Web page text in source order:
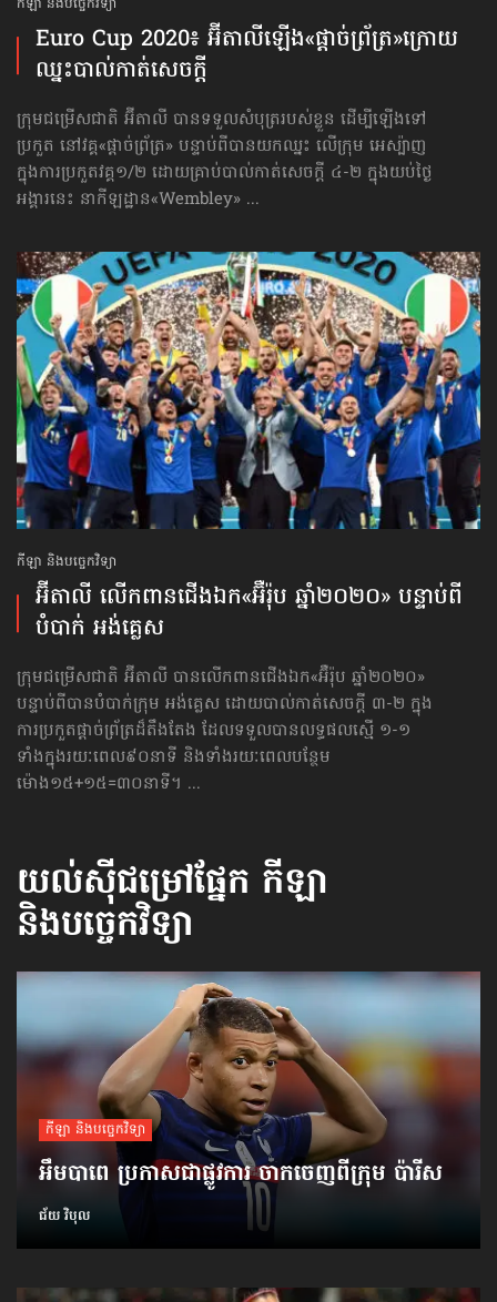
កីឡា និងបច្ចេកវិទ្យា
Euro Cup 2020៖ អ៊ីតាលីឡើង​«ផ្ដាច់ព្រ័ត្រ»​ក្រោយ​
ឈ្នះ​បាល់កាត់សេចក្ដី
ក្រុមជម្រើសជាតិ អ៊ីតាលី បានទទួលសំបុត្ររបស់ខ្លួន ដើម្បីឡើងទៅ
ប្រកួត នៅវគ្គ«ផ្ដាច់ព្រ័ត្រ» បន្ទាប់ពីបាន​យកឈ្នះ លើក្រុម អេស្ប៉ាញ
ក្នុងការប្រកួតវគ្គ១/២ ដោយគ្រាប់បាល់កាត់សេចក្ដី ៤-២ ក្នុងយប់ថ្ងៃ
អង្គារនេះ នាកីឡដ្ឋាន«Wembley» ...
កីឡា និងបច្ចេកវិទ្យា
អ៊ីតាលី លើកពានជើងឯក«អ៊ឺរ៉ុប ឆ្នាំ២០២០» បន្ទាប់ពី​
បំបាក់ អង់គ្លេស
ក្រុមជម្រើសជាតិ អ៊ីតាលី បានលើកពានជើងឯក«អ៊ឺរ៉ុប ឆ្នាំ២០២០»
បន្ទាប់ពីបានបំបាក់ក្រុម អង់គ្លេស ដោយ​បាល់​កាត់សេចក្ដី ៣-២ ក្នុង​
ការប្រកួត​ផ្ដាច់ព្រ័ត្រ​ដ៏តឹងតែង ដែលទទួលបានលទ្ធផលស្មើ ១-១
ទាំងក្នុង​រយៈពេល​៩០នាទី និងទាំងរយៈពេលបន្ថែម
ម៉ោង១៥+១៥=៣០នាទី។ ...
យល់ស៊ីជម្រៅផ្នែក កីឡា
និងបច្ចេកវិទ្យា
កីឡា និងបច្ចេកវិទ្យា
អឹមបាពេ ប្រកាសជាផ្លូវការ ចាកចេញពីក្រុម ប៉ារីស
ជ័យ វិបុល